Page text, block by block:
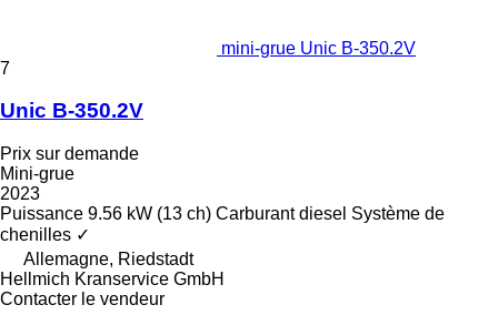
mini-grue Unic B-350.2V
7
Unic B-350.2V
Prix sur demande
Mini-grue
2023
Puissance 9.56 kW (13 ch) Carburant diesel Système de
chenilles ✓
Allemagne, Riedstadt
Hellmich Kranservice GmbH
Contacter le vendeur